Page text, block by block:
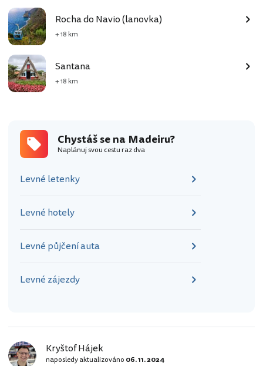
Rocha do Navio (lanovka)
+ 18 km
Santana
+ 18 km
Chystáš se na Madeiru?
Naplánuj svou cestu raz dva
Levné letenky
Levné hotely
Levné půjčení auta
Levné zájezdy
Kryštof Hájek
naposledy aktualizováno 06. 11. 2024